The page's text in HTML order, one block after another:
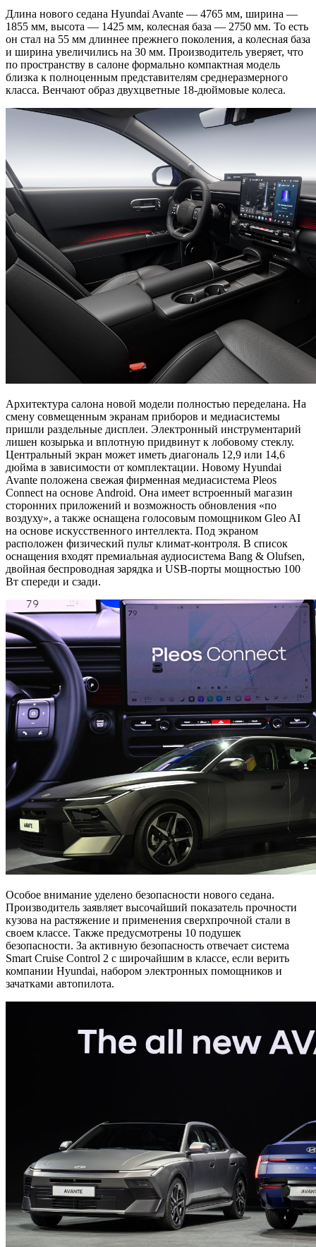
Длина нового седана Hyundai Avante — 4765 мм, ширина —
1855 мм, высота — 1425 мм, колесная база — 2750 мм. То есть
он стал на 55 мм длиннее прежнего поколения, а колесная база
и ширина увеличились на 30 мм. Производитель уверяет, что
по пространству в салоне формально компактная модель
близка к полноценным представителям среднеразмерного
класса. Венчают образ двухцветные 18-дюймовые колеса.
Архитектура салона новой модели полностью переделана. На
смену совмещенным экранам приборов и медиасистемы
пришли раздельные дисплеи. Электронный инструментарий
лишен козырька и вплотную придвинут к лобовому стеклу.
Центральный экран может иметь диагональ 12,9 или 14,6
дюйма в зависимости от комплектации. Новому Hyundai
Avante положена свежая фирменная медиасистема Pleos
Connect на основе Android. Она имеет встроенный магазин
сторонних приложений и возможность обновления «по
воздуху», а также оснащена голосовым помощником Gleo AI
на основе искусственного интеллекта. Под экраном
расположен физический пульт климат-контроля. В список
оснащения входят премиальная аудиосистема Bang & Olufsen,
двойная беспроводная зарядка и USB-порты мощностью 100
Вт спереди и сзади.
Особое внимание уделено безопасности нового седана.
Производитель заявляет высочайший показатель прочности
кузова на растяжение и применения сверхпрочной стали в
своем классе. Также предусмотрены 10 подушек
безопасности. За активную безопасность отвечает система
Smart Cruise Control 2 с широчайшим в классе, если верить
компании Hyundai, набором электронных помощников и
зачатками автопилота.